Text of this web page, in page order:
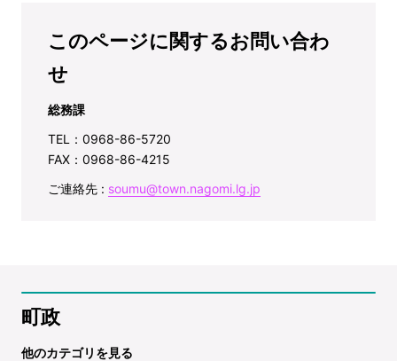
このページに関するお問い合わ
せ
総務課
TEL：0968-86-5720
FAX：0968-86-4215
ご連絡先 : soumu@town.nagomi.lg.jp
町政
他のカテゴリを見る